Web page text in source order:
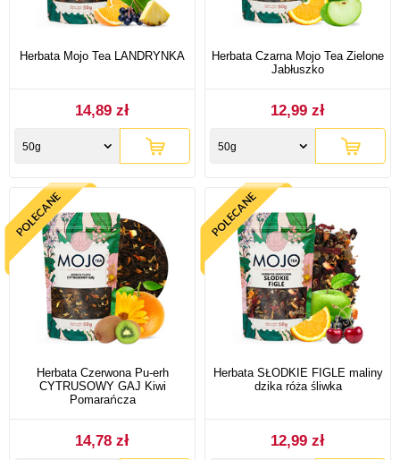
Herbata Mojo Tea LANDRYNKA
14,89 zł
50g
Herbata Czarna Mojo Tea Zielone
Jabłuszko
12,99 zł
50g
Herbata Czerwona Pu-erh
CYTRUSOWY GAJ Kiwi
Pomarańcza
14,78 zł
Herbata SŁODKIE FIGLE maliny
dzika róża śliwka
12,99 zł